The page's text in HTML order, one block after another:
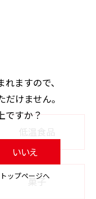
低温食品
菓子
ますので、
けません。
ですか？
いいえ
トップページへ